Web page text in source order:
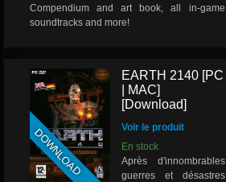
Compendium and art book, all in-game
soundtracks and more!
DOWNLOAD
EARTH 2140 [PC
| MAC]
[Download]
Voir le produit
En stock
Après d'innombrables
guerres et désastres